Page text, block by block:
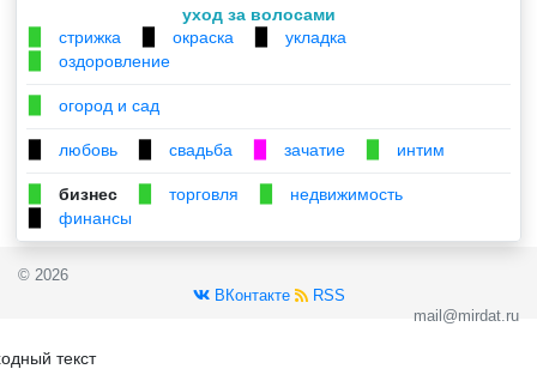
уход за волосами
стрижка окраска укладка
оздоровление
огород и сад
любовь свадьба зачатие интим
бизнес торговля недвижимость
финансы
© 2026
ВКонтакте
RSS
mail@mirdat.ru
текст